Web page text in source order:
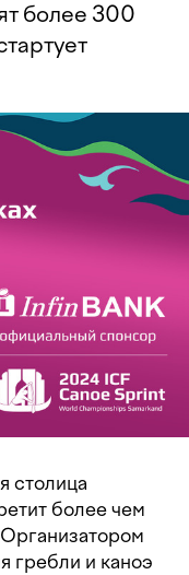
более 300
столица
более чем
гребли и каноэ